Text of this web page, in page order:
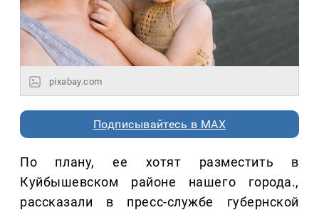
pixabay.com
Подписывайтесь в MAX
По плану, ее хотят разместить в
Куйбышевском районе нашего города.,
рассказали в пресс-службе губернской